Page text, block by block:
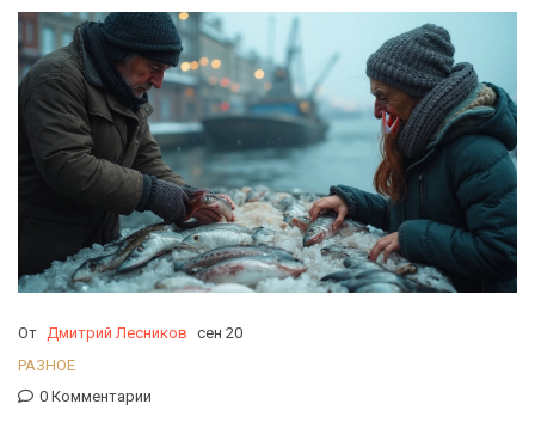
От Дмитрий Лесников сен 20
РАЗНОЕ
0 Комментарии